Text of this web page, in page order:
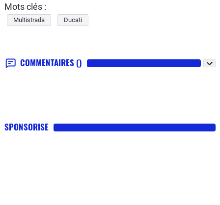
Mots clés :
Multistrada Ducati
COMMENTAIRES ()
SPONSORISE